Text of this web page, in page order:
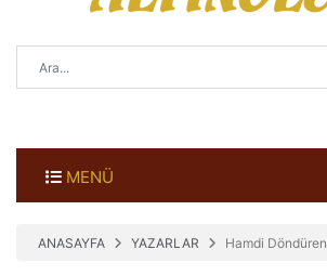
MENÜ
ANASAYFA YAZARLAR Hamdi Döndüren